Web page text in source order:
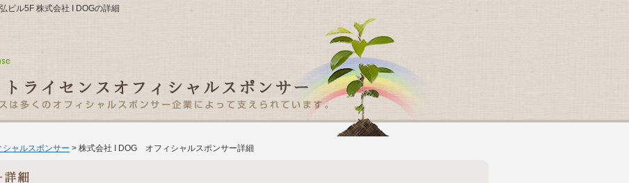
ビル5F 株式会社 I DOGの詳細
シャルスポンサー > 株式会社 I DOG オフィシャルスポンサー詳細